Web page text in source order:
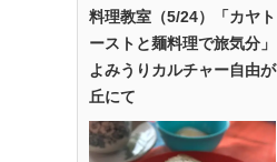
料理教室（5/24）「カヤト
ーストと麺料理で旅気分」
よみうりカルチャー自由が
丘にて